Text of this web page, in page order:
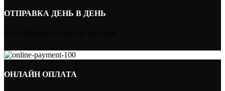
ОТПРАВКА ДЕНЬ В ДЕНЬ
ОНЛАЙН ОПЛАТА